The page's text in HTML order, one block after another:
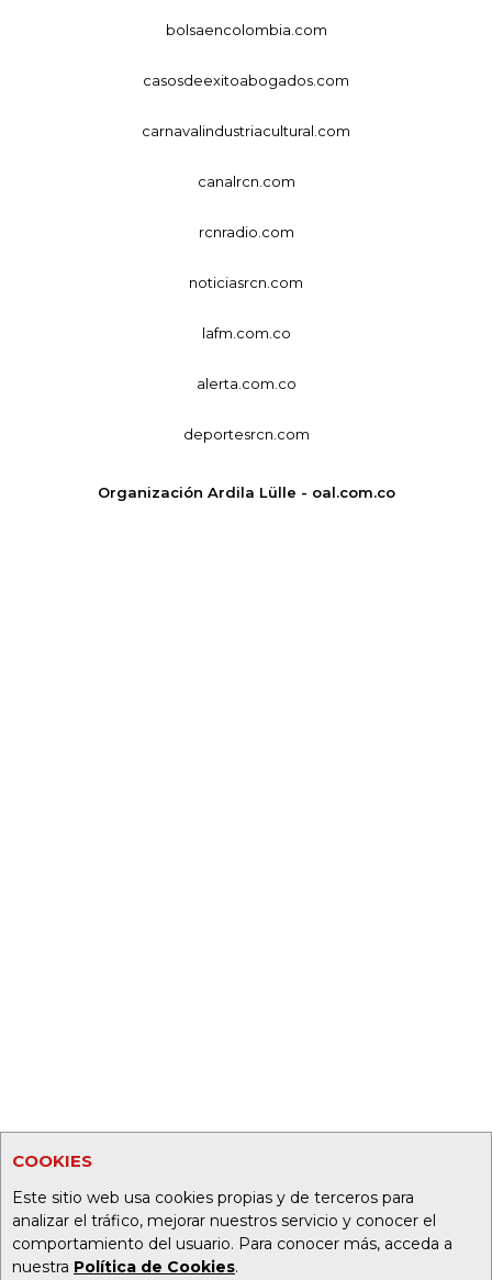
COOKIES
Este sitio web usa cookies propias y de terceros para
analizar el tráfico, mejorar nuestros servicio y conocer el
comportamiento del usuario. Para conocer más, acceda a
nuestra Política de Cookies.
bolsaencolombia.com
casosdeexitoabogados.com
carnavalindustriacultural.com
canalrcn.com
rcnradio.com
noticiasrcn.com
lafm.com.co
alerta.com.co
deportesrcn.com
Organización Ardila Lülle - oal.com.co